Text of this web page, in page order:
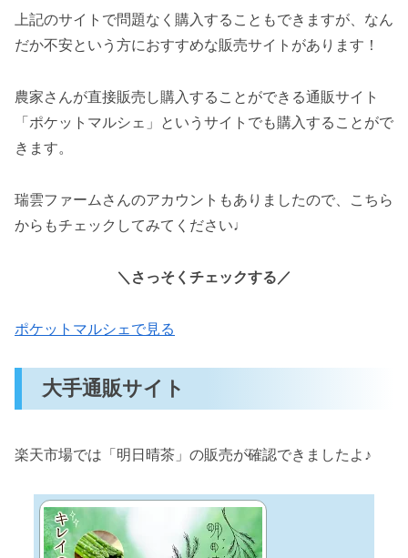
上記のサイトで問題なく購入することもできますが、なん
だか不安という方におすすめな販売サイトがあります！
農家さんが直接販売し購入することができる通販サイト
「ポケットマルシェ」というサイトでも購入することがで
きます。
瑞雲ファームさんのアカウントもありましたので、こちら
からもチェックしてみてください♩
＼さっそくチェックする／
ポケットマルシェで見る
大手通販サイト
楽天市場では「明日晴茶」の販売が確認できましたよ♪